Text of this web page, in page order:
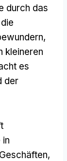
durch das
kleineren
es
der